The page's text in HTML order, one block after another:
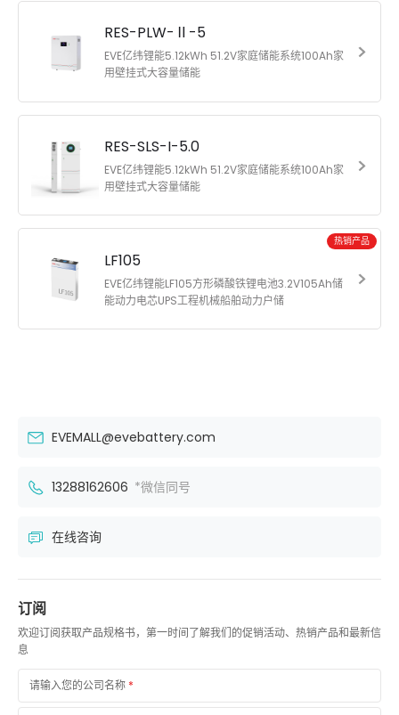
RES-PLW-Ⅱ-5
EVE亿纬锂能5.12kWh 51.2V家庭储能系统100Ah家
用壁挂式大容量储能
RES-SLS-I-5.0
EVE亿纬锂能5.12kWh 51.2V家庭储能系统100Ah家
用壁挂式大容量储能
LF105
EVE亿纬锂能LF105方形磷酸铁锂电池3.2V105Ah储
能动力电芯UPS工程机械船舶动力户储
热销产品
EVEMALL@evebattery.com
13288162606 *微信同号
在线咨询
订阅
欢迎订阅获取产品规格书，第一时间了解我们的促销活动、热销产品和最新信
息
请输入您的公司名称 *